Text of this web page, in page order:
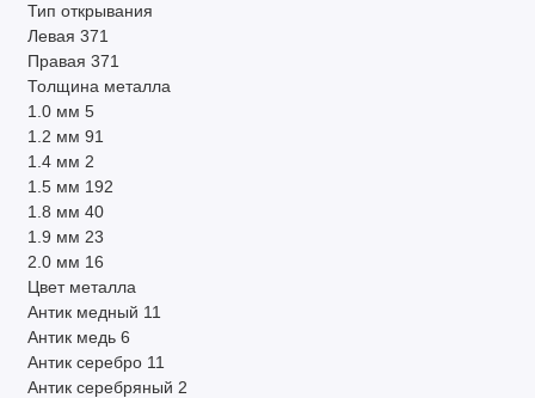
Тип открывания
Левая 371
Правая 371
Толщина металла
1.0 мм 5
1.2 мм 91
1.4 мм 2
1.5 мм 192
1.8 мм 40
1.9 мм 23
2.0 мм 16
Цвет металла
Антик медный 11
Антик медь 6
Антик серебро 11
Антик серебряный 2